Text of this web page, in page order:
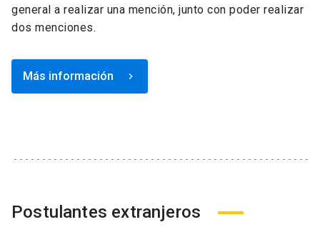
general a realizar una mención, junto con poder realizar
dos menciones.
Más información keyboard_arrow_right
Postulantes extranjeros